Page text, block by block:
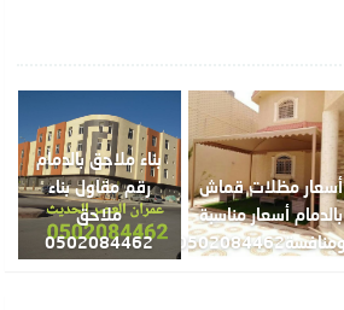
أسعار مظلات قماش
بالدمام أسعار مناسبة
بناء ملاحق بالدمام
رقم مقاول بناء
ملاحق
0502084462